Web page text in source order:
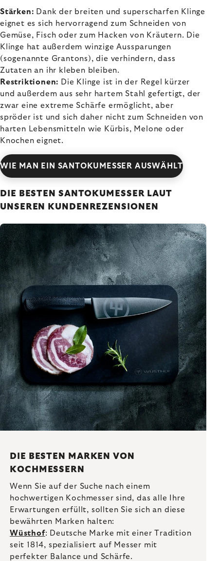
Stärken: Dank der breiten und superscharfen Klinge
eignet es sich hervorragend zum Schneiden von
Gemüse, Fisch oder zum Hacken von Kräutern. Die
Klinge hat außerdem winzige Aussparungen
(sogenannte Grantons), die verhindern, dass
Zutaten an ihr kleben bleiben.
Restriktionen: Die Klinge ist in der Regel kürzer
und außerdem aus sehr hartem Stahl gefertigt, der
zwar eine extreme Schärfe ermöglicht, aber
spröder ist und sich daher nicht zum Schneiden von
harten Lebensmitteln wie Kürbis, Melone oder
Knochen eignet.
WIE MAN EIN SANTOKUMESSER AUSWÄHLT
DIE BESTEN SANTOKUMESSER LAUT
UNSEREN KUNDENREZENSIONEN
DIE BESTEN MARKEN VON
KOCHMESSERN
Wenn Sie auf der Suche nach einem
hochwertigen Kochmesser sind, das alle Ihre
Erwartungen erfüllt, sollten Sie sich an diese
bewährten Marken halten:
Wüsthof: Deutsche Marke mit einer Tradition
seit 1814, spezialisiert auf Messer mit
perfekter Balance und Schärfe.